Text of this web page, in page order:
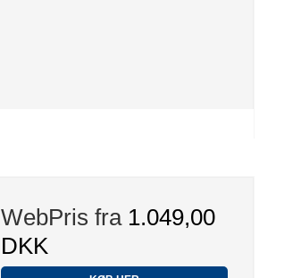
WebPris fra 1.049,00
DKK